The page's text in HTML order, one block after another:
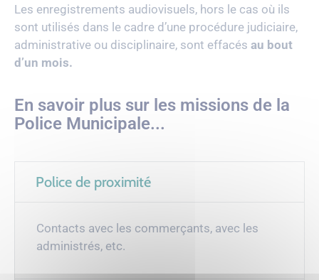
Les enregistrements audiovisuels, hors le cas où ils
sont utilisés dans le cadre d’une procédure judiciaire,
administrative ou disciplinaire, sont effacés au bout
d’un mois.
En savoir plus sur les missions de la
Police Municipale...
Police de proximité
Contacts avec les commerçants, avec les
administrés, etc.